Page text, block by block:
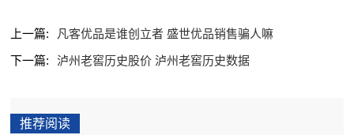
上一篇:
凡客优品是谁创立者 盛世优品销售骗人嘛
下一篇:
泸州老窖历史股价 泸州老窖历史数据
推荐阅读